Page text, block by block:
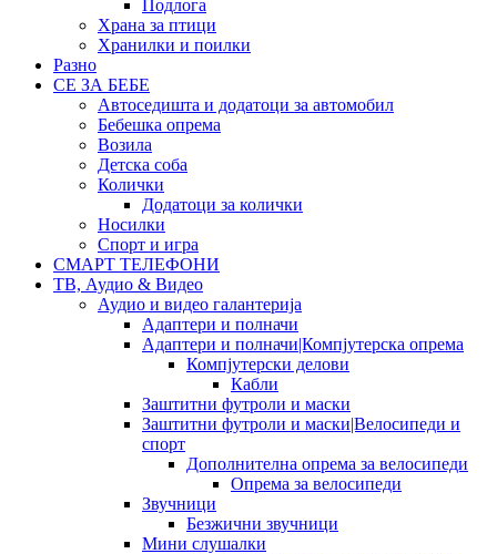
Подлога
Храна за птици
Хранилки и поилки
Разно
СЕ ЗА БЕБЕ
Автоседишта и додатоци за автомобил
Бебешка опрема
Возила
Детска соба
Колички
Додатоци за колички
Носилки
Спорт и игра
СМАРТ ТЕЛЕФОНИ
ТВ, Аудио & Видео
Аудио и видео галантерија
Адаптери и полначи
Адаптери и полначи|Компјутерска опрема
Компјутерски делови
Кабли
Заштитни футроли и маски
Заштитни футроли и маски|Велосипеди и
спорт
Дополнителна опрема за велосипеди
Опрема за велосипеди
Звучници
Безжични звучници
Мини слушалки